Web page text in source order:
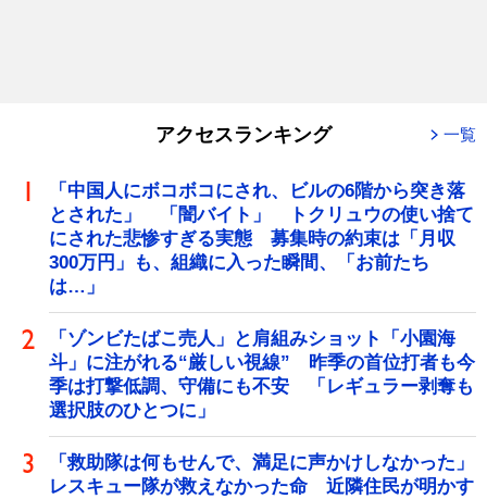
アクセスランキング 一覧
「中国人にボコボコにされ、ビルの6階から突き落
とされた」 「闇バイト」 トクリュウの使い捨て
にされた悲惨すぎる実態 募集時の約束は「月収
300万円」も、組織に入った瞬間、「お前たち
は…」
「ゾンビたばこ売人」と肩組みショット「小園海
斗」に注がれる“厳しい視線” 昨季の首位打者も今
季は打撃低調、守備にも不安 「レギュラー剥奪も
選択肢のひとつに」
「救助隊は何もせんで、満足に声かけしなかった」
レスキュー隊が救えなかった命 近隣住民が明かす